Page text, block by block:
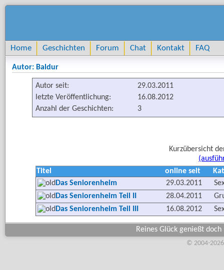
Home Geschichten Forum Chat Kontakt FAQ
Autor: Baldur
Autor seit:
29.03.2011
letzte Veröffentlichung:
16.08.2012
Anzahl der Geschichten:
3
Kurzübersicht
Titel
online seit
Das Seniorenheim
29.03.2011
Das Seniorenheim Teil II
28.04.2011
Das Seniorenheim Teil III
16.08.2012
Reines Glück genießt
© 2004-